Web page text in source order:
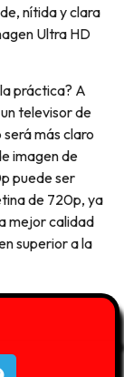
nítida y clara
Ultra HD
práctica? A
televisor de
más claro
imagen de
puede ser
de 720p, ya
mejor calidad
superior a la